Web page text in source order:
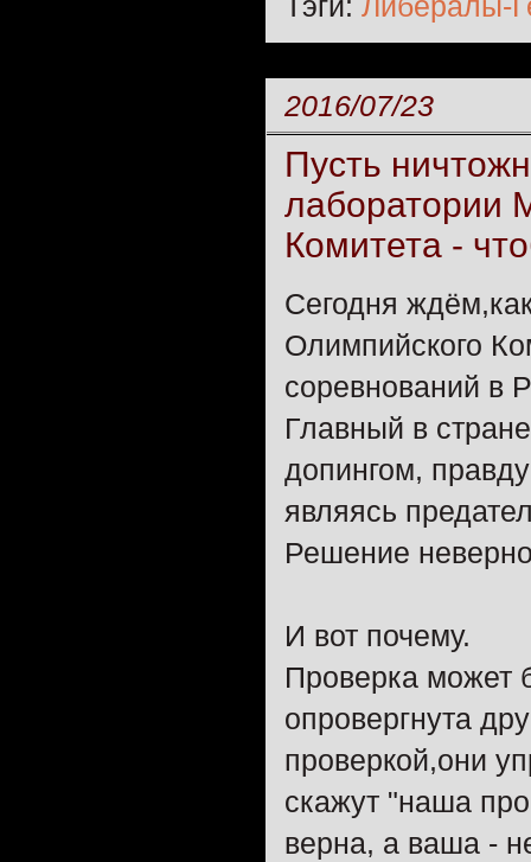
2016/07/23
Пусть
лаборатории
Комитета -
Сегодня
Олимпийского
соревнований в
Главный в
допингом,
являясь
Решение
И вот почему.
Проверка может
опровергнута
проверкой,они
скажут "наша
верна, а ваша -